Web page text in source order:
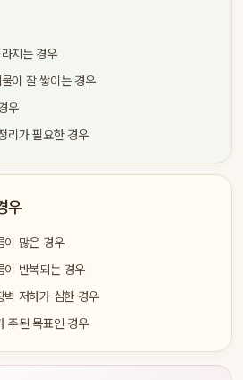
지는 경우
이 잘 쌓이는 경우
우
리가 필요한 경우
우
이 많은 경우
이 반복되는 경우
벽 저하가 심한 경우
주된 목표인 경우